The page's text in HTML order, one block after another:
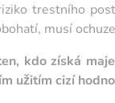
trestního
musí
kdo získá
užitím cizí